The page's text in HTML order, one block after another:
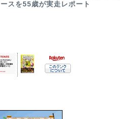
ースを55歳が実走レポート